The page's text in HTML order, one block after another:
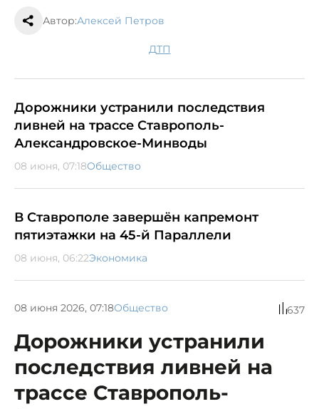
Автор:Алексей Петров
ДТП
Дорожники устранили последствия
ливней на трассе Ставрополь-
Александровское-Минводы
08 июня, 07:18Общество
В Ставрополе завершён капремонт
пятиэтажки на 45-й Параллели
08 июня, 06:22Экономика
08 июня 2026, 07:18Общество 637
Дорожники устранили
последствия ливней на
трассе Ставрополь-